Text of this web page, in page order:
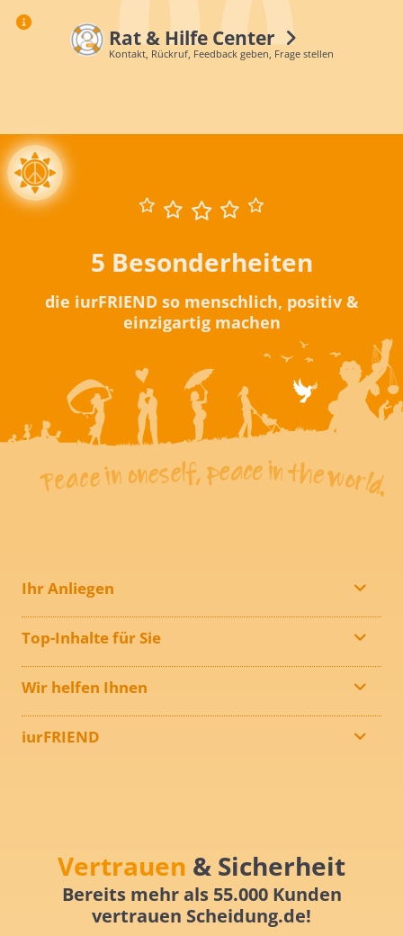
Rat & Hilfe Center
Kontakt, Rückruf, Feedback geben, Frage stellen
5 Besonderheiten
die iurFRIEND so menschlich, positiv &
einzigartig machen
Ihr Anliegen
Top-Inhalte für Sie
Wir helfen Ihnen
iurFRIEND
Vertrauen & Sicherheit
Bereits mehr als 55.000 Kunden
vertrauen Scheidung.de!